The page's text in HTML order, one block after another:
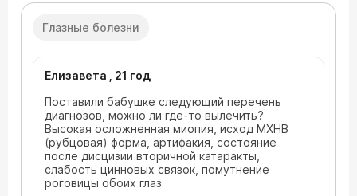
возможно, требуется подбор очков для
компенсации послеоперационного
астигматизма. Через 1 месяц после операции
заживления продолжаются.
Глазные болезни
Елизавета , 21 год
Поставили бабушке следующий перечень
диагнозов, можно ли где-то вылечить?
Высокая осложненная миопия, исход МХНВ
(рубцовая) форма, артифакия, состояние
после дисцизии вторичной катаракты,
слабость цинновых связок, помутнение
роговицы обоих глаз